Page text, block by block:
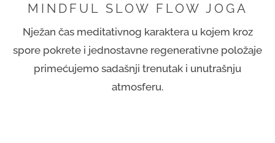
MINDFUL SLOW FLOW JOGA
Nježan čas meditativnog karaktera u kojem kroz
spore pokrete i jednostavne regenerativne položaje
primećujemo sadašnji trenutak i unutrašnju
atmosferu.